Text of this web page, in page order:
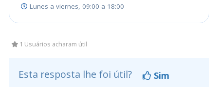
Lunes a viernes, 09:00 a 18:00
1 Usuários acharam útil
Esta resposta lhe foi útil?
Sim